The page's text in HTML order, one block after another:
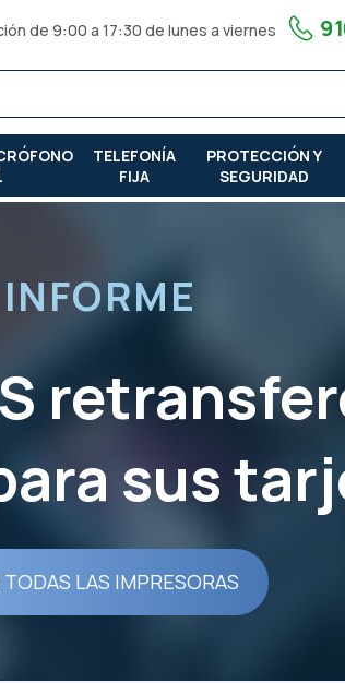
de 9:00 a 17:30 de lunes a viernes
TELEFONÍA
FIJA
PROTECCIÓN Y
SEGURIDAD
INFORME
sus
TODAS LAS IMPRESORAS